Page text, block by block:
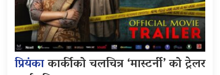
प्रियंकाकार्कीको चलचित्र ‘मास्टर्नी’ को ट्रेलर